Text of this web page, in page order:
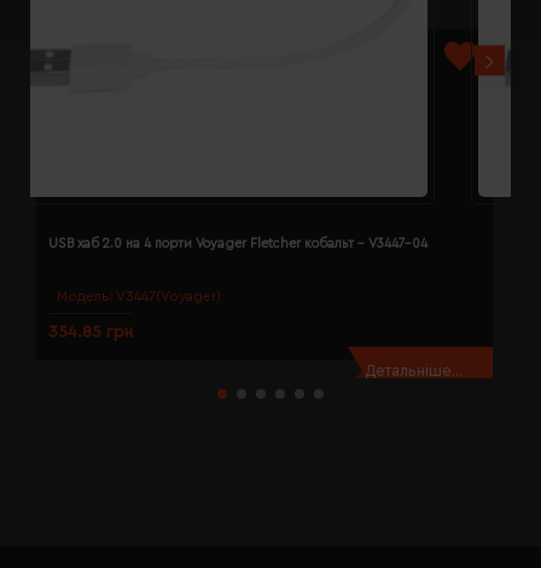
Модель: V3447(Voyager)
USB хаб 2.0 на 4 порти Voyager Fletcher кобальт - V3447-04
354.85 грн
Детальніше...